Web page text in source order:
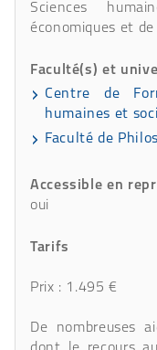
Sciences
économiques et
Faculté(s) et
Centre de
humaines et
Faculté de
Accessible en
oui
Tarifs
Prix : 1.495 €
De nombreuses